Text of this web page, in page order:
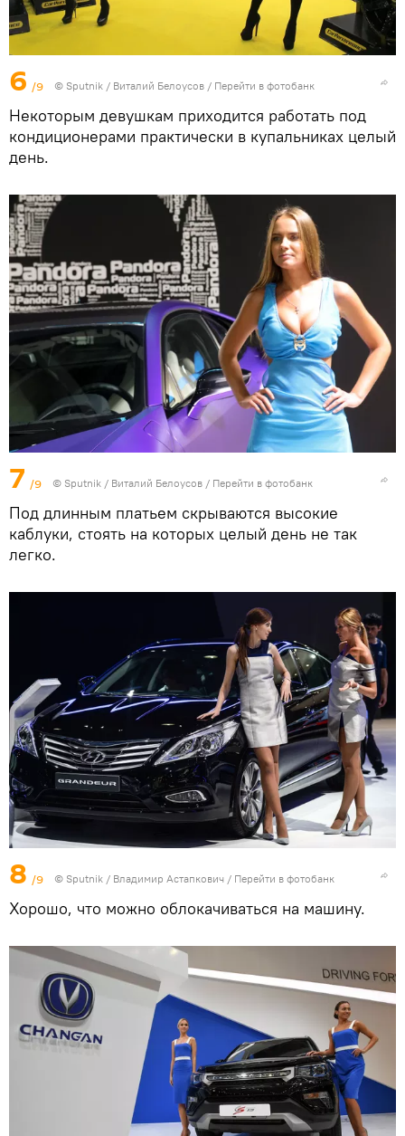
6 /9 © Sputnik / Виталий Белоусов / Перейти в фотобанк
Некоторым девушкам приходится работать под
кондиционерами практически в купальниках целый
день.
7 /9 © Sputnik / Виталий Белоусов / Перейти в фотобанк
Под длинным платьем скрываются высокие
каблуки, стоять на которых целый день не так
легко.
8 /9 © Sputnik / Владимир Астапкович / Перейти в фотобанк
Хорошо, что можно облокачиваться на машину.